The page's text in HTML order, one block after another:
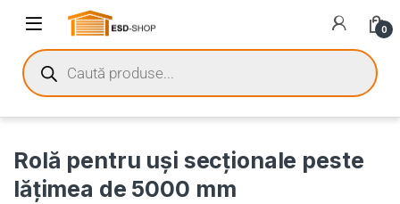
0
Rolă pentru uşi secționale peste
lățimea de 5000 mm